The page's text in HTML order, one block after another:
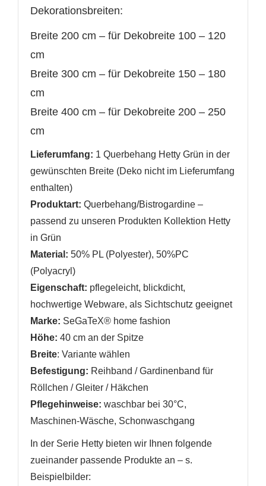
Dekorationsbreiten:
Breite 200 cm – für Dekobreite 100 – 120
cm
Breite 300 cm – für Dekobreite 150 – 180
cm
Breite 400 cm – für Dekobreite 200 – 250
cm
Lieferumfang: 1 Querbehang Hetty Grün in der
gewünschten Breite (Deko nicht im Lieferumfang
enthalten)
Produktart: Querbehang/Bistrogardine –
passend zu unseren Produkten Kollektion Hetty
in Grün
Material: 50% PL (Polyester), 50%PC
(Polyacryl)
Eigenschaft: pflegeleicht, blickdicht,
hochwertige Webware, als Sichtschutz geeignet
Marke: SeGaTeX® home fashion
Höhe: 40 cm an der Spitze
Breite: Variante wählen
Befestigung: Reihband / Gardinenband für
Röllchen / Gleiter / Häkchen
Pflegehinweise: waschbar bei 30°C,
Maschinen-Wäsche, Schonwaschgang
In der Serie Hetty bieten wir Ihnen folgende
zueinander passende Produkte an – s.
Beispielbilder:
AUF MEINE WUNSCHLISTE
add_circle_outline Neue Liste anlegen
Name der Wunschliste
erstellen
ANMELDEN
Sie müssen angemeldet sein, um Artikel Ihrer
Wunschliste hinzufügen zu können.